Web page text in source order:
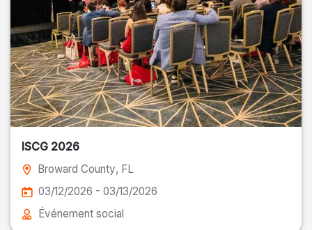
ISCG 2026
Broward County, FL
03/12/2026 - 03/13/2026
Événement social